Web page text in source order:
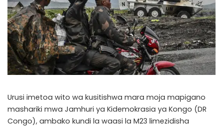
Urusi imetoa wito wa kusitishwa mara moja mapigano
mashariki mwa Jamhuri ya Kidemokrasia ya Kongo (DR
Congo), ambako kundi la waasi la M23 limezidisha